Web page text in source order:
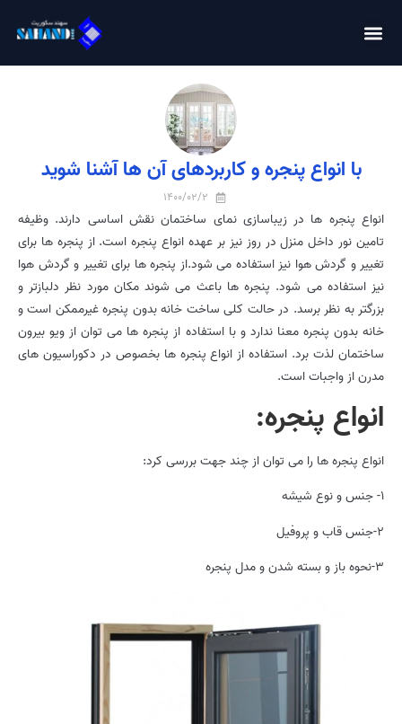
با انواع پنجره و کاربردهای آن ها آشنا شوید
1400/02/2
انواع پنجره ها در زیباسازی نمای ساختمان نقش اساسی دارند. وظیفه
تامین نور داخل منزل در روز نیز بر عهده انواع پنجره است. از پنجره ها برای
تغییر و گردش هوا نیز استفاده می شود.از پنجره ها برای تغییر و گردش هوا
نیز استفاده می شود. پنجره ها باعث می شوند مکان مورد نظر دلبازتر و
بزرگتر به نظر برسد. در حالت کلی ساخت خانه بدون پنجره غیرممکن است و
خانه بدون پنجره معنا ندارد و با استفاده از پنجره ها می توان از ویو بیرون
ساختمان لذت برد. استفاده از انواع پنجره ها بخصوص در دکوراسیون های
مدرن از واجبات است.
انواع پنجره:
انواع پنجره ها را می توان از چند جهت بررسی کرد:
۱- جنس و نوع شیشه
۲-جنس قاب و پروفیل
۳-نحوه باز و بسته شدن و مدل پنجره